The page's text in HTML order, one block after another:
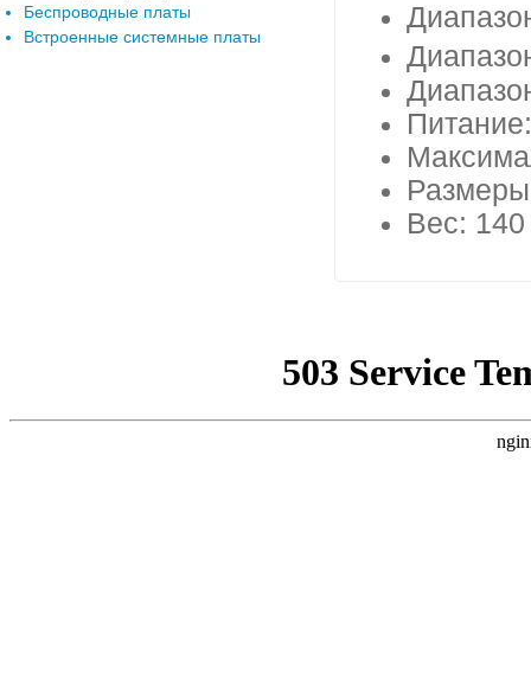
Беспроводные платы
Встроенные системные платы
Вес: 140